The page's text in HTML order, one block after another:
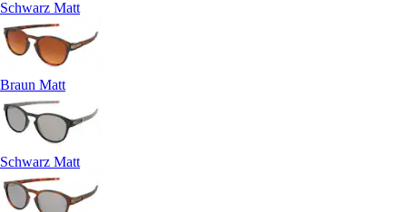
Schwarz Matt
Braun Matt
Schwarz Matt